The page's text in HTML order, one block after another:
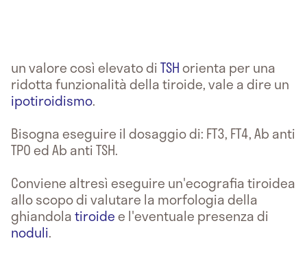
un valore così elevato diTSHorienta per una
ridotta funzionalità della tiroide, vale a dire un
ipotiroidismo.
Bisogna eseguire il dosaggio di: FT3, FT4, Ab anti
TPO ed Ab anti TSH.
Conviene altresì eseguire un'ecografia tiroidea
allo scopo di valutare la morfologia della
ghiandolatiroidee l'eventuale presenza di
noduli.